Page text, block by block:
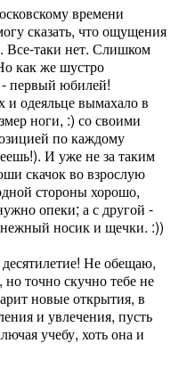
времени
сказать, что ощущения
Все-таки нет. Слишком
как же шустро
- первый юбилей!
и одеяльце вымахало в
ноги, :) со своими
по каждому
И уже не за таким
скачок во взрослую
стороны хорошо,
опеки; а с другой -
носик и щечки. :))
Не обещаю,
точно скучно тебе не
новые открытия, в
и увлечения, пусть
учебу, хоть она и